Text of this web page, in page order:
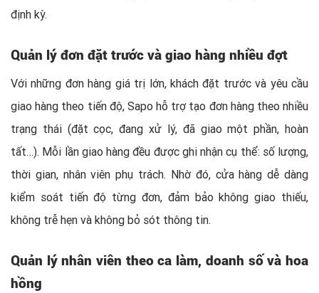
định kỳ.
Quản lý đơn đặt trước và giao hàng nhiều đợt
Với những đơn hàng giá trị lớn, khách đặt trước và yêu cầu
giao hàng theo tiến độ, Sapo hỗ trợ tạo đơn hàng theo nhiều
trạng thái (đặt cọc, đang xử lý, đã giao một phần, hoàn
tất…). Mỗi lần giao hàng đều được ghi nhận cụ thể: số lượng,
thời gian, nhân viên phụ trách. Nhờ đó, cửa hàng dễ dàng
kiểm soát tiến độ từng đơn, đảm bảo không giao thiếu,
không trễ hẹn và không bỏ sót thông tin.
Quản lý nhân viên theo ca làm, doanh số và hoa
hồng